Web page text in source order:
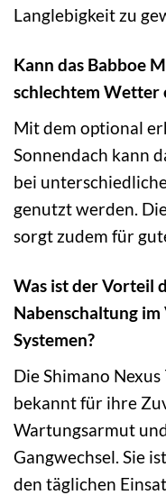
Langlebigkeit zu
Kann das Babboe
schlechtem Wetter
Mit dem optional
Sonnendach kann
bei
genutzt werden.
sorgt zudem für
Was ist der Vorteil
Nabenschaltung
Systemen?
Die Shimano
bekannt für ihre
Wartungsarmut
Gangwechsel. Sie
den täglichen